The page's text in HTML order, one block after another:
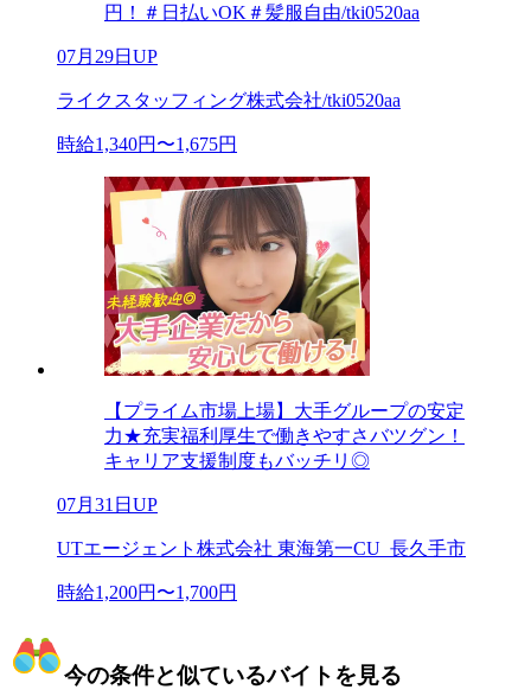
円！＃日払いOK＃髪服自由/tki0520aa
07月29日UP
ライクスタッフィング株式会社/tki0520aa
時給1,340円〜1,675円
【プライム市場上場】大手グループの安定
力★充実福利厚生で働きやすさバツグン！
キャリア支援制度もバッチリ◎
07月31日UP
UTエージェント株式会社 東海第一CU_長久手市
時給1,200円〜1,700円
今の条件と似ているバイトを見る